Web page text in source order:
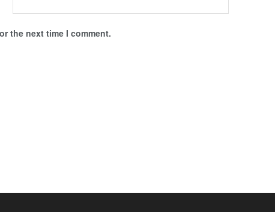
the next time I comment.